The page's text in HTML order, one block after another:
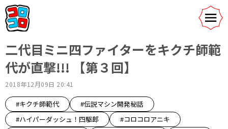
二代目ミニ四ファイターをキクチ師範
代が直撃!!! 【第３回】
2018年12月09日 20:41
#キクチ師範代
#伝説マシン開発秘話
#ハイパーダッシュ！四駆郎
#コロコロアニキ